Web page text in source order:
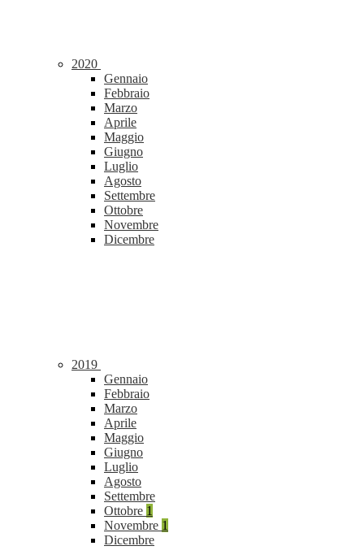
2020
Gennaio
Febbraio
Marzo
Aprile
Maggio
Giugno
Luglio
Agosto
Settembre
Ottobre
Novembre
Dicembre
2019
Gennaio
Febbraio
Marzo
Aprile
Maggio
Giugno
Luglio
Agosto
Settembre
Ottobre 1
Novembre 1
Dicembre